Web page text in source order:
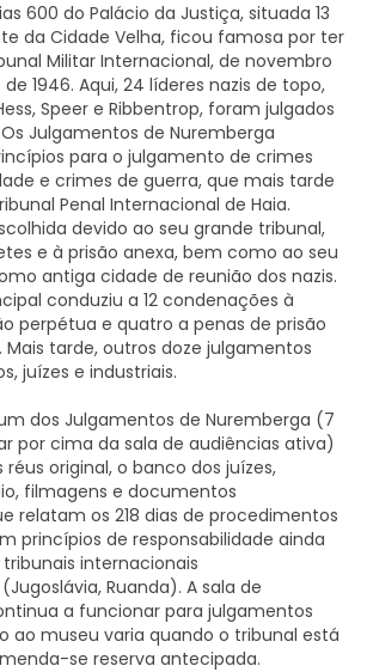
600 do Palácio da Justiça, situada 13
da Cidade Velha, ficou famosa por ter
Militar Internacional, de novembro
1946. Aqui, 24 líderes nazis de topo,
Speer e Ribbentrop, foram julgados
Julgamentos de Nuremberga
para o julgamento de crimes
e crimes de guerra, que mais tarde
Penal Internacional de Haia.
devido ao seu grande tribunal,
e à prisão anexa, bem como ao seu
antiga cidade de reunião dos nazis.
conduziu a 12 condenações à
perpétua e quatro a penas de prisão
tarde, outros doze julgamentos
juízes e industriais.
dos Julgamentos de Nuremberga (7
por cima da sala de audiências ativa)
original, o banco dos juízes,
filmagens e documentos
relatam os 218 dias de procedimentos
princípios de responsabilidade ainda
internacionais
Ruanda). A sala de
a funcionar para julgamentos
ao museu varia quando o tribunal está
se reserva antecipada.